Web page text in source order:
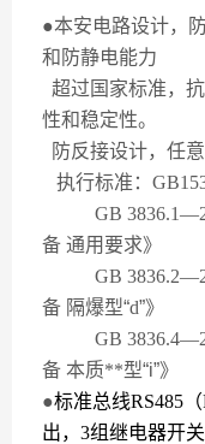
●本安电路设计，
和防静电能力
超过国家标准，
性和稳定性。
防反接设计，任
执行标准：
GB 3836.1—
备 通用要求》
GB 3836.2—
备 隔爆型“d”》
GB 3836.4—
备 本质**型“i”》
●标准总线RS485 （
出， 3组继电器开